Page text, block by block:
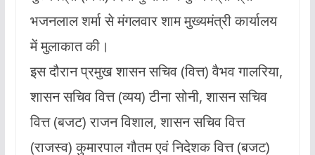
भजनलाल शर्मा से मंगलवार शाम मुख्यमंत्री कार्यालय
में मुलाकात की।
इस दौरान प्रमुख शासन सचिव (वित्त) वैभव गालरिया,
शासन सचिव वित्त (व्यय) टीना सोनी, शासन सचिव
वित्त (बजट) राजन विशाल, शासन सचिव वित्त
(राजस्व) कुमारपाल गौतम एवं निदेशक वित्त (बजट)